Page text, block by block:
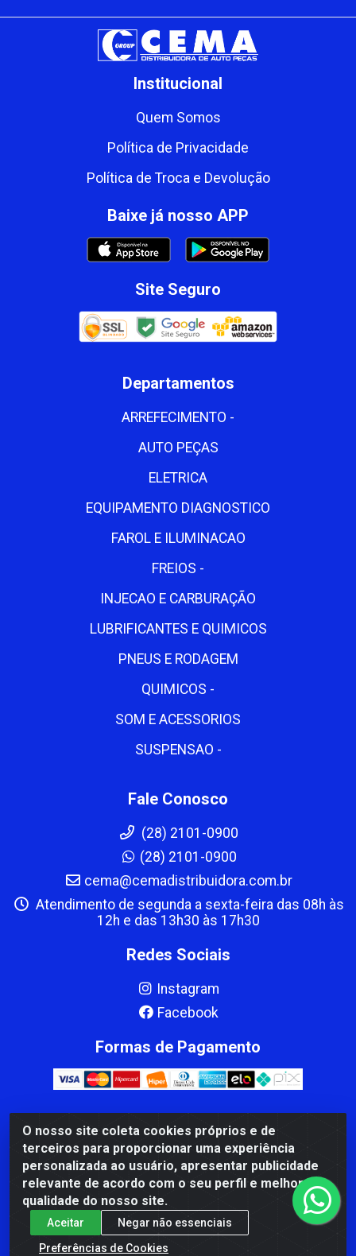
O nosso site coleta cookies próprios e de
terceiros para proporcionar uma experiência
personalizada ao usuário, apresentar publicidade
relevante de acordo com o seu perfil e melhorar a
qualidade do nosso site.
Aceitar
Negar não essenciais
Preferências de Cookies
Institucional
Quem Somos
Política de Privacidade
Política de Troca e Devolução
Baixe já nosso APP
Site Seguro
Departamentos
ARREFECIMENTO -
AUTO PEÇAS
ELETRICA
EQUIPAMENTO DIAGNOSTICO
FAROL E ILUMINACAO
FREIOS -
INJECAO E CARBURAÇÃO
LUBRIFICANTES E QUIMICOS
PNEUS E RODAGEM
QUIMICOS -
SOM E ACESSORIOS
SUSPENSAO -
Fale Conosco
(28) 2101-0900
(28) 2101-0900
cema@cemadistribuidora.com.br
Atendimento de segunda a sexta-feira das 08h às
12h e das 13h30 às 17h30
Redes Sociais
Instagram
Facebook
Formas de Pagamento
CBP MACEDO COMERCIO PEÇAS LTDA Matriz - av Mauro
Miranda Madureira, 1249 - Coramara , Cachoeiro de
Itapemirim/ES - CEP 29.311-310 - CNPJ 00.502.680/0001-41